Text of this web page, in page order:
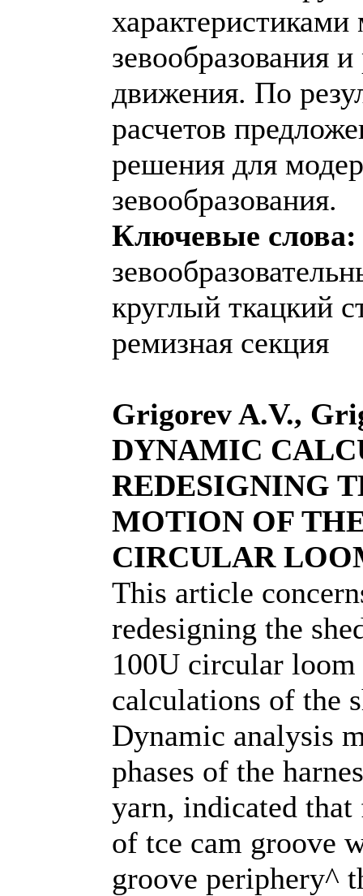
характеристиками
зевообразования
движения. По
расчетов
решения для
зевообразования.
Ключевые слова:
круглый ткацкий
ремизная секция
Grigorev A.V.,
DYNAMIC
REDESIGNING
MOTION OF
CIRCULAR
This article
redesigning the
100U circular loom
calculations of the
Dynamic analysis
phases of the
yarn, indicated
of tce cam groove
groove periphery^